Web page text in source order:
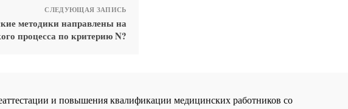
СЛЕДУЮЩАЯ ЗАПИСЬ
методики направлены на
процесса по критерию N?
и повышения квалификации медицинских работников со